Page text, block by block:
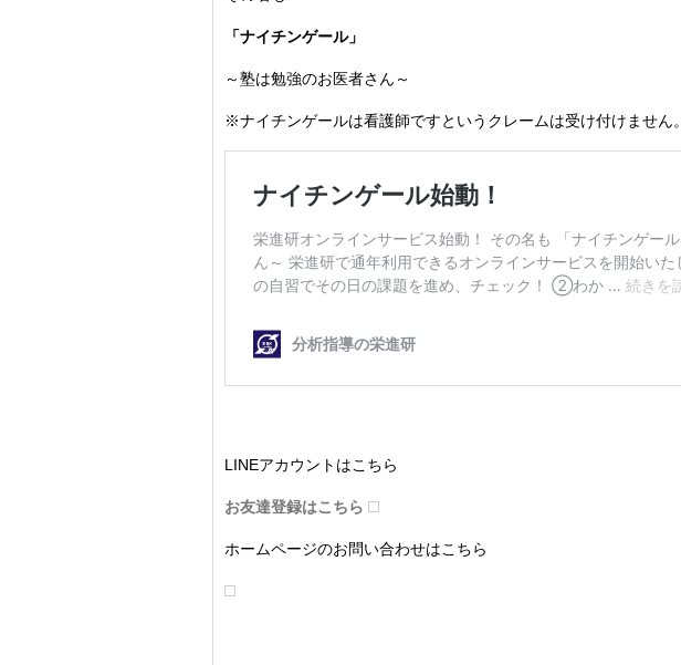
「ナイチンゲール」
～塾は勉強のお医者さん～
※ナイチンゲールは看護師ですというクレームは受け付けません。
LINEアカウントはこちら
お友達登録はこちら
ホームページのお問い合わせはこちら